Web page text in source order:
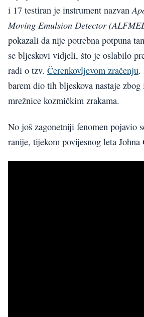
i 17 testiran je instrument nazvan
Moving Emulsion Detector
pokazali da nije potrebna potpuna
se bljeskovi vidjeli, što je oslabilo
radi o tzv. Čerenkovljevom zračenju.
barem dio tih bljeskova nastaje
mrežnice kozmičkim zrakama.
No još zagonetniji fenomen pojavio
ranije, tijekom povijesnog leta Johna